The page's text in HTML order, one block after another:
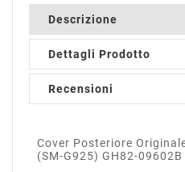
Descrizione
Dettagli Prodotto
Recensioni
Cover Posteriore
(SM-G925) GH82-09602B